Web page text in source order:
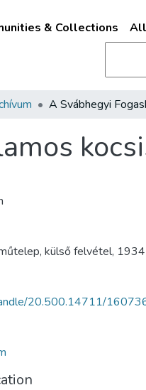
& Collections
, külső felvétel, 1934
20.500.14711/